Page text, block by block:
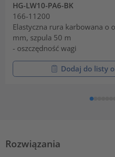
HG-LW10-PA6-BK
166-11200
Elastyczna rura karbowana o
mm, szpula 50 m
- oszczędność wagi
Dodaj do listy
Rozwiązania